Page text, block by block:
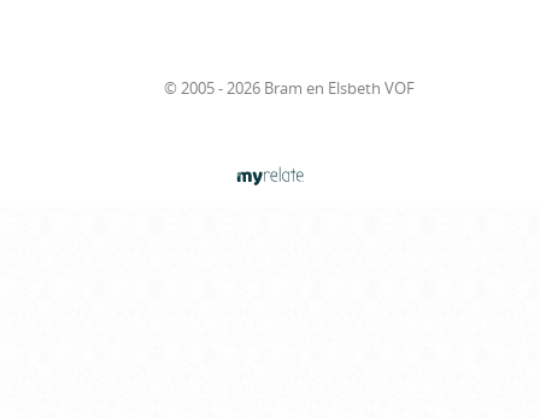
© 2005 - 2026 Bram en Elsbeth VOF